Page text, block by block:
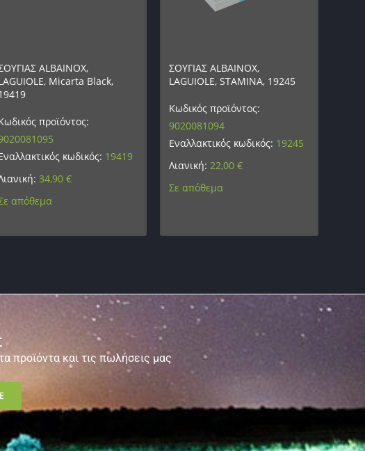
ALBAINOX,
Micarta Black,
προϊόντος:
κωδικός: 19419
34,90 €
απόθεμα
ΣΟΥΓΙΑΣ ALBAINOX,
LAGUIOLE, STAMINA, 19245
Κωδικός προϊόντος:
9020081094
Εναλλακτικός κωδικός: 19245
Λιανική: 22,00€
Σε απόθεμα
προϊόντα και τις πωλήσεις μας